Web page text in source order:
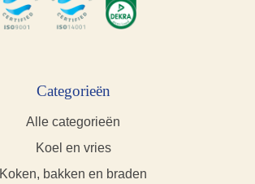
Categorieën
Alle categorieën
Koel en vries
Koken, bakken en braden